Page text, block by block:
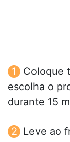
Coloque
escolha o
durante 15
Leve ao